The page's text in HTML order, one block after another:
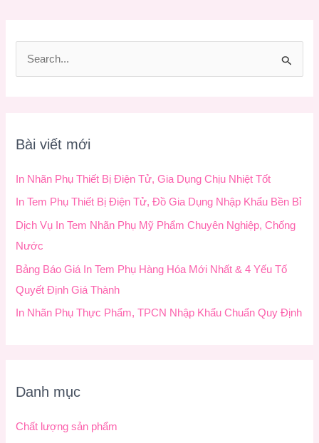
m
:
Bài viết mới
In Nhãn Phụ Thiết Bị Điện Tử, Gia Dụng Chịu Nhiệt Tốt
In Tem Phụ Thiết Bị Điện Tử, Đồ Gia Dụng Nhập Khẩu Bền Bỉ
Dịch Vụ In Tem Nhãn Phụ Mỹ Phẩm Chuyên Nghiệp, Chống
Nước
Bảng Báo Giá In Tem Phụ Hàng Hóa Mới Nhất & 4 Yếu Tố
Quyết Định Giá Thành
In Nhãn Phụ Thực Phẩm, TPCN Nhập Khẩu Chuẩn Quy Định
Danh mục
Chất lượng sản phẩm